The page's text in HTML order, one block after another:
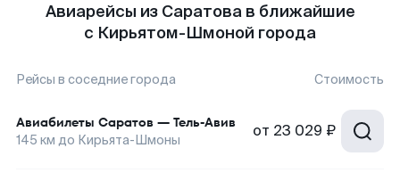
Авиарейсы из Саратова в ближайшие
с Кирьятом-Шмоной города
Рейсы в соседние города Стоимость
Авиабилеты Саратов — Тель-Авив
145 км до Кирьята-Шмоны от 23 029 ₽